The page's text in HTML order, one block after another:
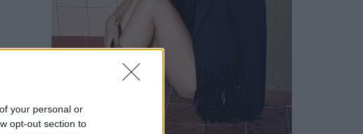
your personal or
opt-out section to